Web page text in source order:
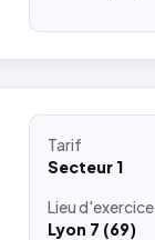
Tarif
Secteur 1
Lieud'exercice
Lyon 7 (69)